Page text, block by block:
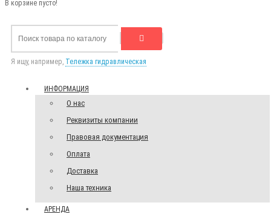
В корзине пусто!
Я ищу, например, Тележка гидравлическая
ИНФОРМАЦИЯ
О нас
Реквизиты компании
Правовая документация
Оплата
Доставка
Наша техника
АРЕНДА